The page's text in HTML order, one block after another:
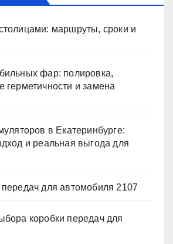
маршруты, сроки и
фар: полировка,
герметичности и замена
в Екатеринбурге:
и реальная выгода для
для автомобиля 2107
коробки передач для